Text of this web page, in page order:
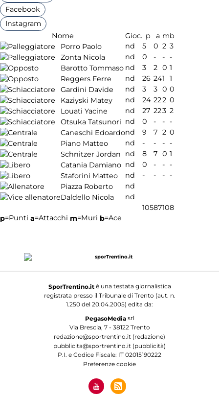
Facebook
Instagram
Nome
Gioc. p a mb
Porro Paolo
nd 5 0 2 3
Zonta Nicola
nd 0 - -
-
Barotto Tommaso nd 3 2 0 1
Reggers Ferre
nd 26 241
1
Gardini Davide
nd 3 3 0 0
Kaziyski Matey
nd 24 222 0
Louati Yacine
nd 27 223 2
Otsuka Tatsunori nd 0 - -
-
Caneschi Edoardond 9 7 2 0
Piano Matteo
nd - - -
-
Schnitzer Jordan
nd 8 7 0 1
Catania Damiano nd 0 - -
-
Staforini Matteo
nd - - -
-
Piazza Roberto
nd
Daldello Nicola
nd
10587108
p=Punti a=Attacchi m=Muri b=Ace
SporTrentino.itè una testata giornalistica
registrata presso il Tribunale di Trento (aut. n.
1.250 del 20.04.2005) edita da:
PegasoMediasrl
Via Brescia, 7 - 38122 Trento
redazione@sportrentino.it (redazione)
pubblicita@sportrentino.it (pubblicità)
P.I. e Codice Fiscale: IT 02015190222
Preferenze cookie